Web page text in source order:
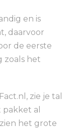
en is
daarvoor
de eerste
zoals het
zie je tal
al
het grote